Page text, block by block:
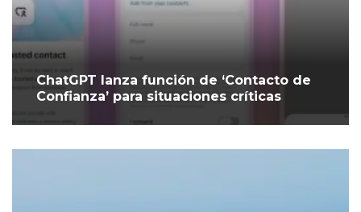
ChatGPT lanza función de ‘Contacto de
Confianza’ para situaciones críticas